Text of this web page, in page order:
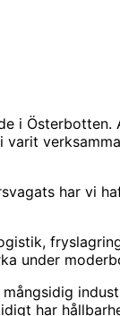
i
har vi
under
har